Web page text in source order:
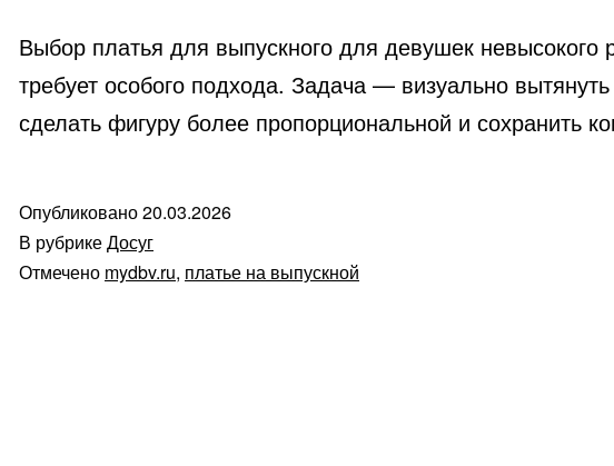
Выбор платья для выпускного для девушек невысокого
требует особого подхода. Задача — визуально вытянуть
сделать фигуру более пропорциональной и сохранить
Опубликовано20.03.2026
В рубрикеДосуг
Отмечено mydbv.ru, платье на выпускной